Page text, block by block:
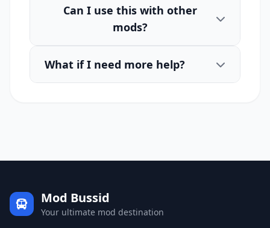
Can I use this with other
mods?
What if I need more help?
Mod Bussid
Your ultimate mod destination